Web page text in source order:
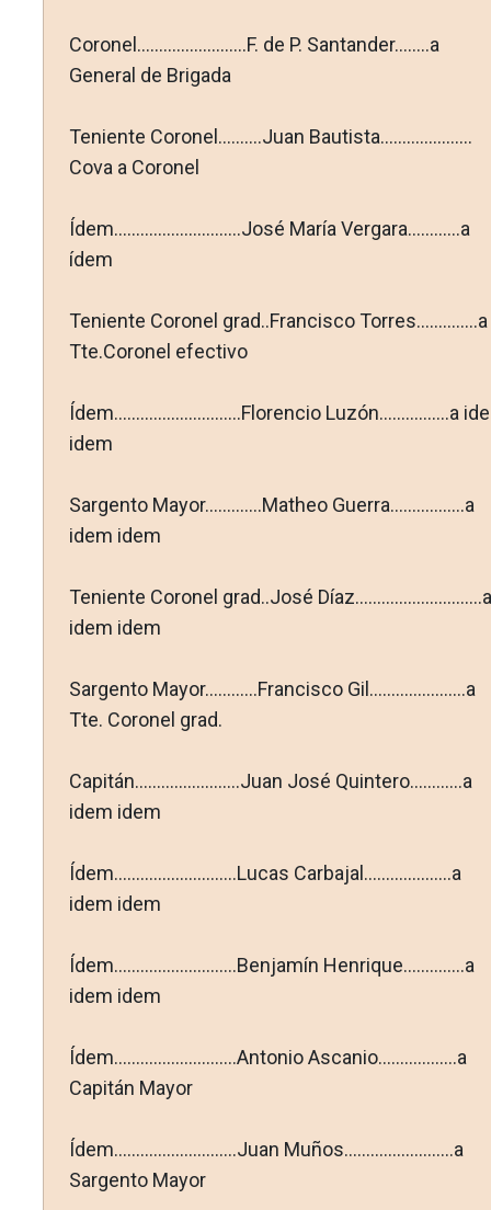
Coronel.........................F. de P. Santander........a
General de Brigada
Teniente Coronel..........Juan Bautista.....................
Cova a Coronel
Ídem.............................José María Vergara............a
ídem
Teniente Coronel grad..Francisco Torres..............a
Tte.Coronel efectivo
Ídem.............................Florencio Luzón................a
idem
Sargento Mayor.............Matheo Guerra.................a
idem idem
Teniente Coronel grad..José Díaz.............................a
idem idem
Sargento Mayor............Francisco Gil......................a
Tte. Coronel grad.
Capitán........................Juan José Quintero............a
idem idem
Ídem............................Lucas Carbajal....................a
idem idem
Ídem............................Benjamín Henrique..............a
idem idem
Ídem............................Antonio Ascanio..................a
Capitán Mayor
Ídem............................Juan Muños.........................a
Sargento Mayor